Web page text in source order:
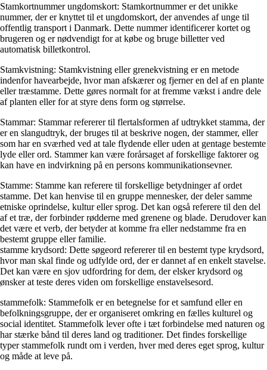
Stamkortnummer ungdomskort: Stamkortnummer er det unikke
nummer, der er knyttet til et ungdomskort, der anvendes af unge til
offentlig transport i Danmark. Dette nummer identificerer kortet og
brugeren og er nødvendigt for at købe og bruge billetter ved
automatisk billetkontrol.
Stamkvistning: Stamkvistning eller grenekvistning er en metode
indenfor havearbejde, hvor man afskærer og fjerner en del af en plante
eller træstamme. Dette gøres normalt for at fremme vækst i andre dele
af planten eller for at styre dens form og størrelse.
Stammar: Stammar refererer til flertalsformen af udtrykket stamma, der
er en slangudtryk, der bruges til at beskrive nogen, der stammer, eller
som har en sværhed ved at tale flydende eller uden at gentage bestemte
lyde eller ord. Stammer kan være forårsaget af forskellige faktorer og
kan have en indvirkning på en persons kommunikationsevner.
Stamme: Stamme kan referere til forskellige betydninger af ordet
stamme. Det kan henvise til en gruppe mennesker, der deler samme
etniske oprindelse, kultur eller sprog. Det kan også referere til den del
af et træ, der forbinder rødderne med grenene og blade. Derudover kan
det være et verb, der betyder at komme fra eller nedstamme fra en
bestemt gruppe eller familie.
stamme krydsord: Dette søgeord refererer til en bestemt type krydsord,
hvor man skal finde og udfylde ord, der er dannet af en enkelt stavelse.
Det kan være en sjov udfordring for dem, der elsker krydsord og
ønsker at teste deres viden om forskellige enstavelsesord.
stammefolk: Stammefolk er en betegnelse for et samfund eller en
befolkningsgruppe, der er organiseret omkring en fælles kulturel og
social identitet. Stammefolk lever ofte i tæt forbindelse med naturen og
har stærke bånd til deres land og traditioner. Det findes forskellige
typer stammefolk rundt om i verden, hver med deres eget sprog, kultur
og måde at leve på.